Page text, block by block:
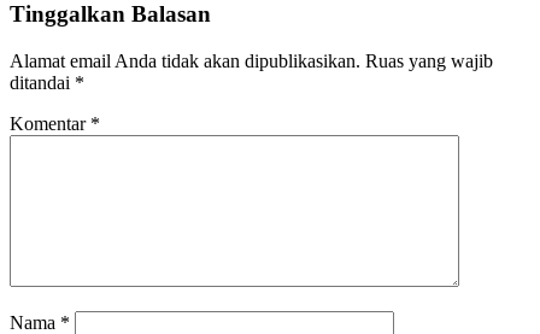
Tinggalkan Balasan
Alamat email Anda tidak akan dipublikasikan. Ruas yang wajib
ditandai *
Komentar *
Nama *